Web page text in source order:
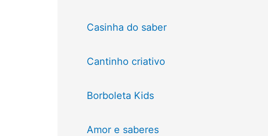
Casinha do saber
Cantinho criativo
Borboleta Kids
Amor e saberes